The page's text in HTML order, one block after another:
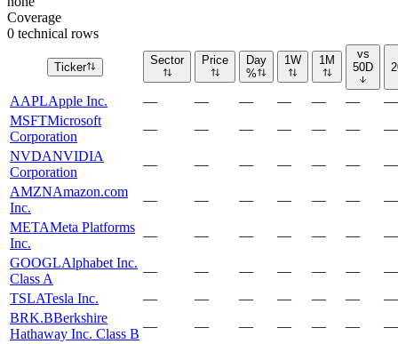
Coverage
0 technical rows
Ticker
Sector Price
Day
%
1W 1M
vs
50D
AAPLApple Inc. — — — — — —
—
MSFTMicrosoft
Corporation
— — — — — —
—
NVDANVIDIA
Corporation
— — — — — —
—
AMZNAmazon.com
Inc.
— — — — — —
—
METAMeta Platforms
Inc.
— — — — — —
—
GOOGLAlphabet Inc.
Class A
— — — — — —
—
TSLATesla Inc. — — — — — —
—
BRK.BBerkshire
Hathaway Inc. Class B
— — — — — —
—